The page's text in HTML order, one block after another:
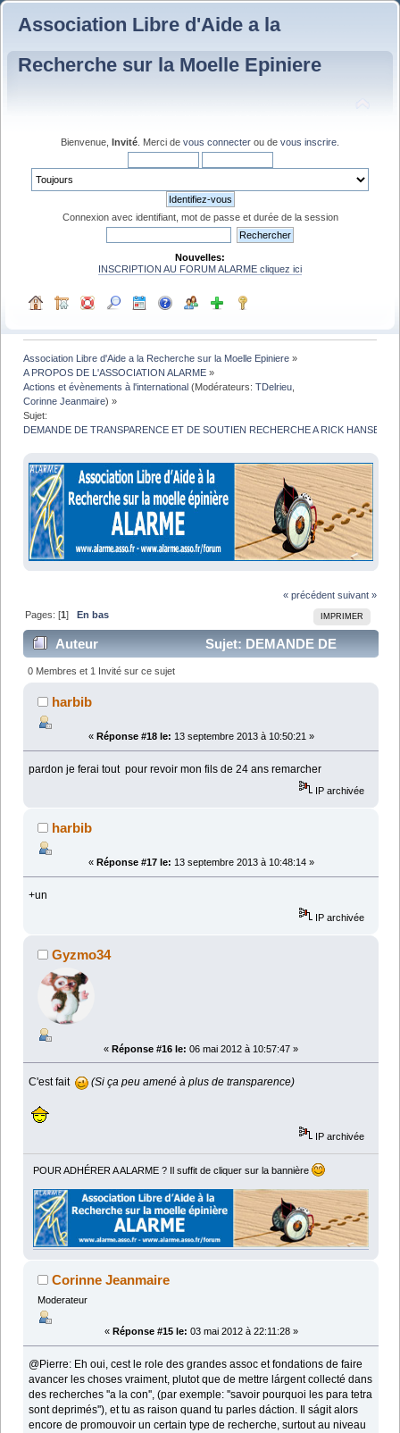
Association Libre d'Aide a la
Recherche sur la Moelle Epiniere
Bienvenue, Invité . Merci de vous connecter ou de vous inscrire
Connexion avec identifiant, mot de passe et durée de la session
Nouvelles:
INSCRIPTION AU FORUM ALARME cliquez ici
Association Libre d'Aide a la Recherche sur la Moelle Epiniere »
A PROPOS DE L'ASSOCIATION ALARME »
Actions et évènements à l'international (Modérateurs:TDelrieu
Corinne Jeanmaire) »
Sujet:
DEMANDE DE TRANSPARENCE ET DE SOUTIEN RECHERCHE A RICK HANSEN
« précédent suivant »
IMPRIMER
Pages: [1] En bas
Auteur
Sujet: DEMANDE DE
TRANSPARENCE ET DE SOUTIEN RECHERCHE A
RICK HANSEN FOUNDATION (Lu 24638 fois)
0 Membres et 1 Invité sur ce sujet
harbib
« Réponse #18 le: 13 septembre 2013 à 10:50:21 »
pardon je ferai tout pour revoir mon fils de 24 ans remarcher
IP archivée
harbib
« Réponse #17 le: 13 septembre 2013 à 10:48:14 »
+un
IP archivée
Gyzmo34
« Réponse #16 le: 06 mai 2012 à 10:57:47 »
C'est fait (Si ça peu amené à plus de transparence)
IP archivée
POUR ADHÉRER A ALARME ? Il suffit de cliquer sur la bannière
Corinne Jeanmaire
Moderateur
« Réponse #15 le: 03 mai 2012 à 22:11:28 »
@Pierre: Eh oui, cest le role des grandes assoc et fondations de faire
avancer les choses vraiment, plutot que de mettre lárgent collecté dans
des recherches ''a la con'', (par exemple: ''savoir pourquoi les para tetra
sont deprimés''), et tu as raison quand tu parles dáction. Il ságit alors
encore de promouvoir un certain type de recherche, surtout au niveau